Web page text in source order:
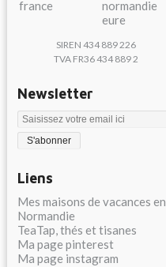
SIREN 434 889 226
TVA FR36 434 889 2
Newsletter
Liens
Mes maisons de vacances en
Normandie
TeaTap, thés et tisanes
Ma page pinterest
Ma page instagram